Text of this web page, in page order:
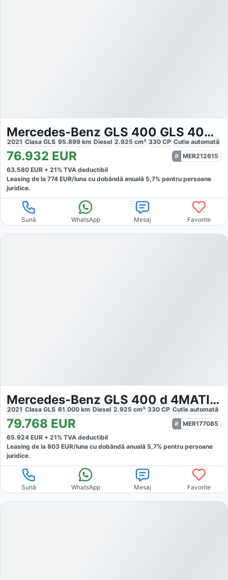
Mercedes-Benz GLS 400 GLS 400d 4Matic
2021 Clasa GLS 95.899 km Diesel 2.925 cm³ 330 CP Cutie automată
76.932 EUR
MER212615
63.580 EUR + 21% TVA deductibil
Leasing de la 774 EUR/luna cu dobăndă anuală 5,7% pentru persoane
juridice.
Sună WhatsApp Mesaj Favorite
Mercedes-Benz GLS 400 d 4MATIC AMG Line 7 locuri
2021 Clasa GLS 61.000 km Diesel 2.925 cm³ 330 CP Cutie automată
79.768 EUR
MER177085
65.924 EUR + 21% TVA deductibil
Leasing de la 803 EUR/luna cu dobăndă anuală 5,7% pentru persoane
juridice.
Sună WhatsApp Mesaj Favorite